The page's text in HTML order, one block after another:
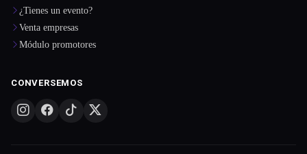
¿Tienes un evento?
Venta empresas
Módulo promotores
CONVERSEMOS